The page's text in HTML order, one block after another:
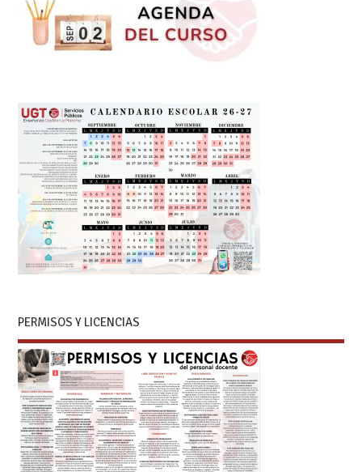
PERMISOS Y LICENCIAS